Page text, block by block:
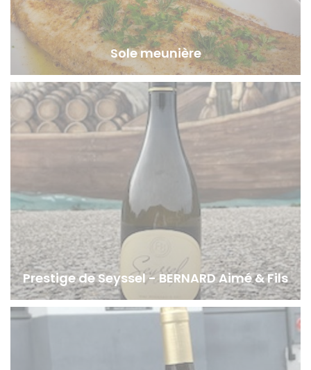
Sole meunière
Prestige de Seyssel - BERNARD Aimé & Fils